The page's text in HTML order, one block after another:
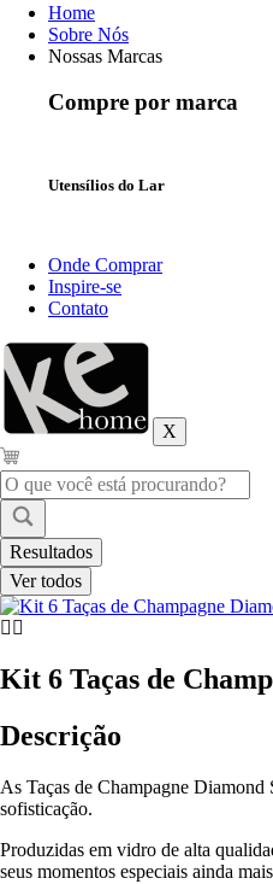
Home
Sobre Nós
Nossas Marcas
Compre por marca
Utensílios do Lar
Onde Comprar
Inspire-se
Contato
X
Pesquisar
...
Resultados
Ver todos
Kit 6 Taças de
Descrição
As Taças de Champagne
sofisticação.
Produzidas em vidro de alta
seus momentos especiais ainda